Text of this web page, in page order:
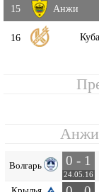
15 Анжи
16
Анжи
Волгарь 0 - 1
24.05.16